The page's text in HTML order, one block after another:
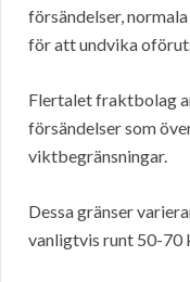
försändelser,
för att undvika
Flertalet fraktbolag
försändelser som
viktbegränsningar.
Dessa gränser
vanligtvis runt 50-70